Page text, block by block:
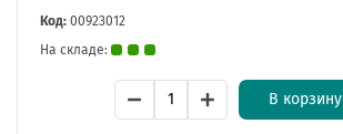
Код: 00923012
На складе:
В корзину